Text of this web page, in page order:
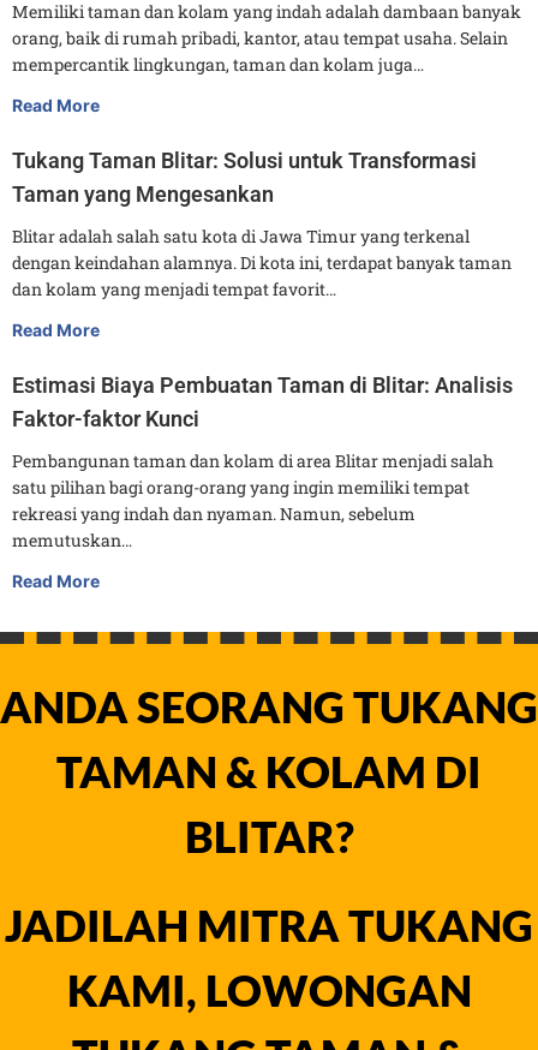
Memiliki taman dan kolam yang indah adalah dambaan banyak
orang, baik di rumah pribadi, kantor, atau tempat usaha. Selain
mempercantik lingkungan, taman dan kolam juga…
Read More
Tukang Taman Blitar: Solusi untuk Transformasi
Taman yang Mengesankan
Blitar adalah salah satu kota di Jawa Timur yang terkenal
dengan keindahan alamnya. Di kota ini, terdapat banyak taman
dan kolam yang menjadi tempat favorit…
Read More
Estimasi Biaya Pembuatan Taman di Blitar: Analisis
Faktor-faktor Kunci
Pembangunan taman dan kolam di area Blitar menjadi salah
satu pilihan bagi orang-orang yang ingin memiliki tempat
rekreasi yang indah dan nyaman. Namun, sebelum
memutuskan…
Read More
ANDA SEORANG TUKANG
TAMAN & KOLAM DI
BLITAR?
JADILAH MITRA TUKANG
KAMI, LOWONGAN